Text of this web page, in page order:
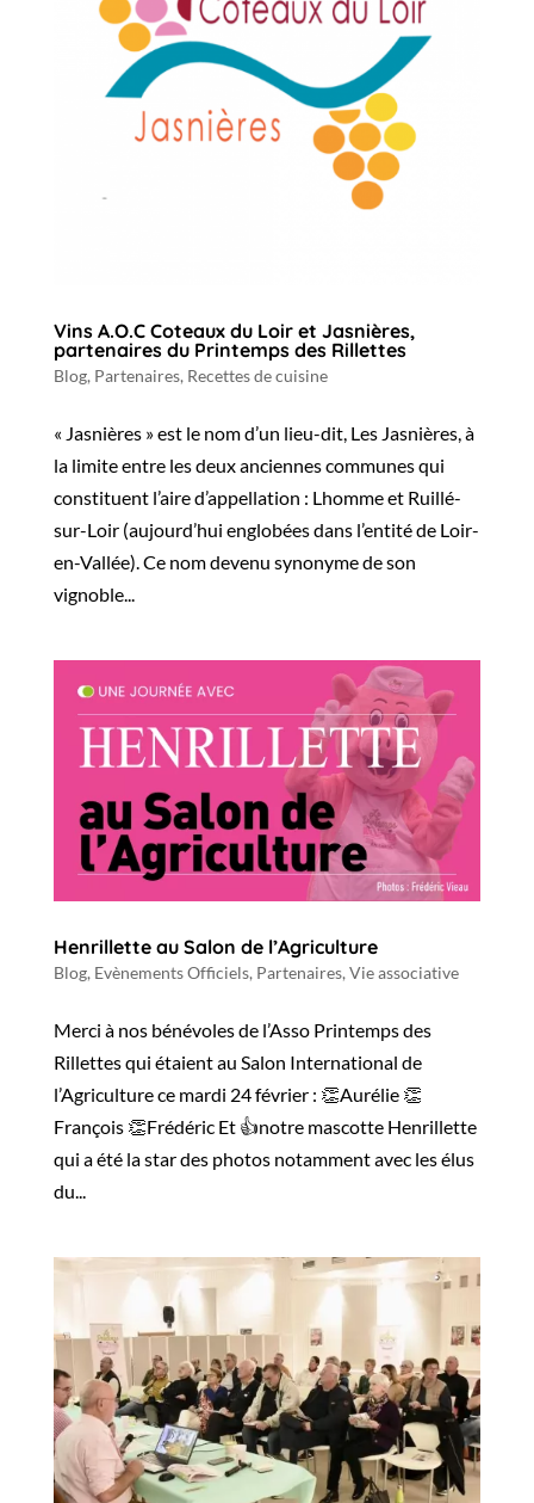
Vins A.O.C Coteaux du Loir et Jasnières,
partenaires du Printemps des Rillettes
Blog, Partenaires, Recettes de cuisine
« Jasnières » est le nom d’un lieu-dit, Les Jasnières, à
la limite entre les deux anciennes communes qui
constituent l’aire d’appellation : Lhomme et Ruillé-
sur-Loir (aujourd’hui englobées dans l’entité de Loir-
en-Vallée). Ce nom devenu synonyme de son
vignoble...
Henrillette au Salon de l’Agriculture
Blog, Evènements Officiels, Partenaires, Vie associative
Merci à nos bénévoles de l’Asso Printemps des
Rillettes qui étaient au Salon International de
l’Agriculture ce mardi 24 février : 👏Aurélie 👏
François 👏Frédéric Et 👍notre mascotte Henrillette
qui a été la star des photos notamment avec les élus
du...